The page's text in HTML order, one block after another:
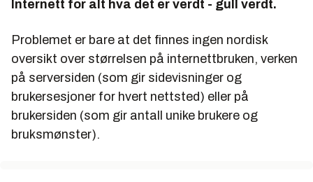
Internett for alt hva det er verdt - gull verdt.
Problemet er bare at det finnes ingen nordisk
oversikt over størrelsen på internettbruken, verken
på serversiden (som gir sidevisninger og
brukersesjoner for hvert nettsted) eller på
brukersiden (som gir antall unike brukere og
bruksmønster).